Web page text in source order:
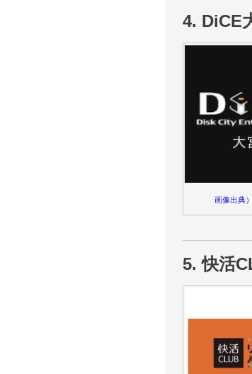
4. DiCE
画像出典
5. 快活